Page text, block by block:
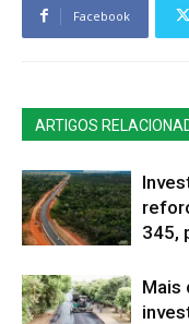
Facebook
ARTIGOS
345,
Mais